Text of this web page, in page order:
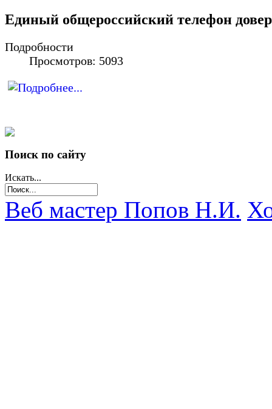
Единый общероссийский телефон
Подробности
Просмотров: 5093
Поиск по сайту
Искать...
Веб мастер Попов Н.И.